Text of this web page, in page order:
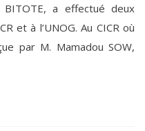
a effectué deux
et à l’UNOG. Au CICR où
par M. Mamadou SOW,